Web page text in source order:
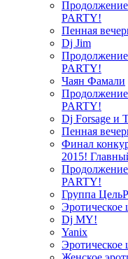
PARTY!
Пенная
Dj Jim
PARTY!
Чаян Фамали
PARTY!
Dj Forsage и
Пенная
Финал
2015!
PARTY!
Группа
Эротическое
Dj MY!
Yanix